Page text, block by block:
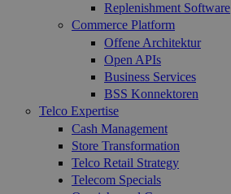
Replenishment Software
Commerce Platform
Offene Architektur
Open APIs
Business Services
BSS Konnektoren
Telco Expertise
Cash Management
Store Transformation
Telco Retail Strategy
Telecom Specials